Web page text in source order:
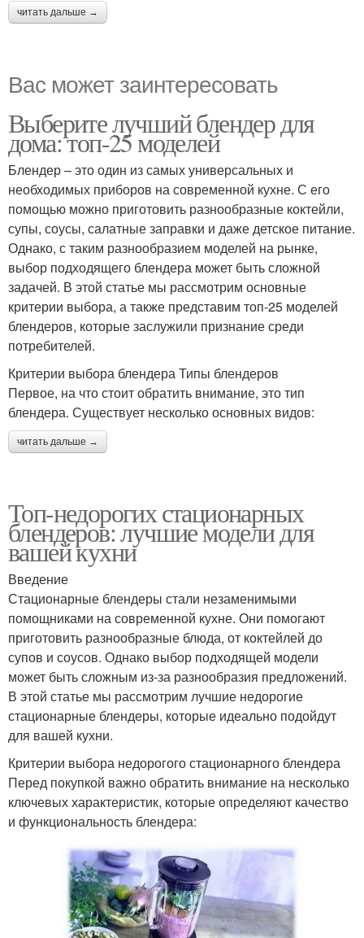
читать дальше →
Вас может заинтересовать
Выберите лучший блендер для
дома: топ-25 моделей
Блендер – это один из самых универсальных и
необходимых приборов на современной кухне. С его
помощью можно приготовить разнообразные коктейли,
супы, соусы, салатные заправки и даже детское питание.
Однако, с таким разнообразием моделей на рынке,
выбор подходящего блендера может быть сложной
задачей. В этой статье мы рассмотрим основные
критерии выбора, а также представим топ-25 моделей
блендеров, которые заслужили признание среди
потребителей.
Критерии выбора блендера Типы блендеров
Первое, на что стоит обратить внимание, это тип
блендера. Существует несколько основных видов:
читать дальше →
Топ-недорогих стационарных
блендеров: лучшие модели для
вашей кухни
Введение
Стационарные блендеры стали незаменимыми
помощниками на современной кухне. Они помогают
приготовить разнообразные блюда, от коктейлей до
супов и соусов. Однако выбор подходящей модели
может быть сложным из-за разнообразия предложений.
В этой статье мы рассмотрим лучшие недорогие
стационарные блендеры, которые идеально подойдут
для вашей кухни.
Критерии выбора недорогого стационарного блендера
Перед покупкой важно обратить внимание на несколько
ключевых характеристик, которые определяют качество
и функциональность блендера: